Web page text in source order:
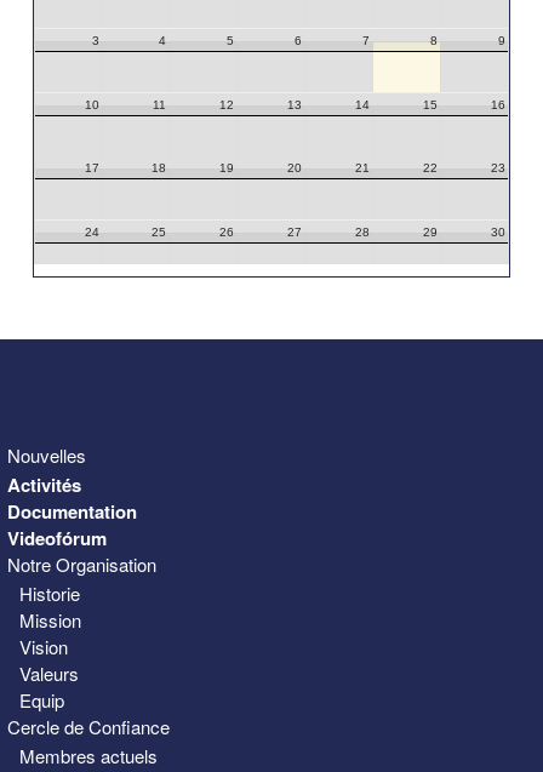
3 4 5 6 7 8 9
10 11 12 13 14 15 16
17 18 19 20 21 22 23
24 25 26 27 28 29 30
Nouvelles
Activités
Documentation
Videofórum
Notre Organisation
Historie
Mission
Vision
Valeurs
Equip
Cercle de Confiance
Membres actuels